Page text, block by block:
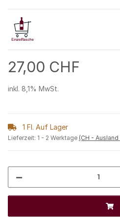
27,00 CHF
inkl. 8,1% MwSt.
1 Fl. Auf Lager
Lieferzeit: 1 - 2 Werktage (CH -